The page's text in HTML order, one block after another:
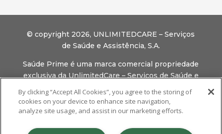
© copyright 2026, UNLIMITEDCARE – Serviços
de Saúde e Assistência, S.A.
Saúde Prime é uma marca comercial propriedade
exclusiva da UnlimitedCare – Serviços de Saúde e
Aviso Legal
Termos e Condições
By clicking “Accept All Cookies”, you agree to the storing of
cookies on your device to enhance site navigation,
analyze site usage, and assist in our marketing efforts.